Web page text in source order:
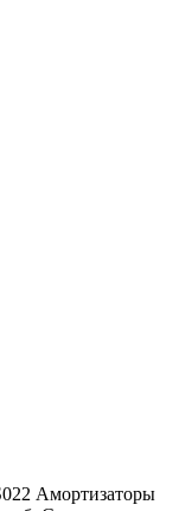
Амортизаторы